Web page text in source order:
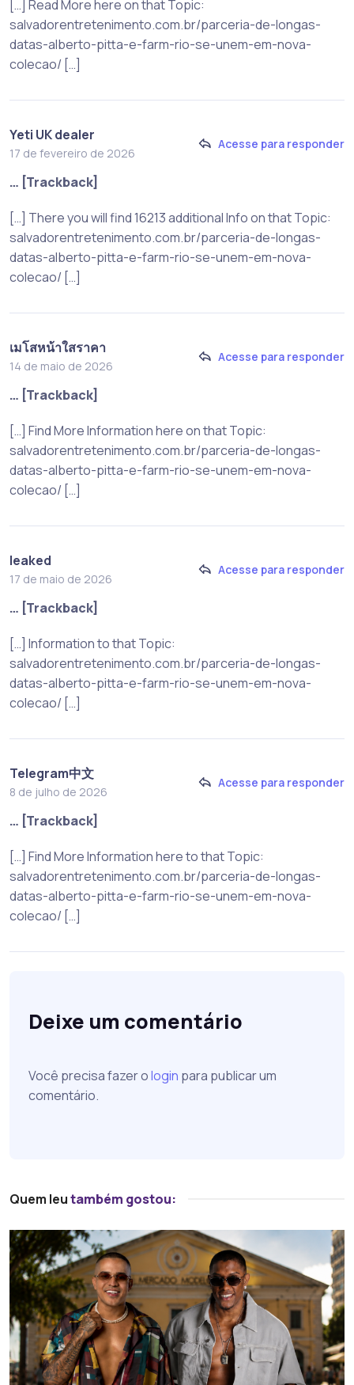
[…] Read More here on that Topic:
salvadorentretenimento.com.br/parceria-de-longas-
datas-alberto-pitta-e-farm-rio-se-unem-em-nova-
colecao/ […]
Yeti UK dealer
17 de fevereiro de 2026
Acesse para responder
… [Trackback]
[…] There you will find 16213 additional Info on that Topic:
salvadorentretenimento.com.br/parceria-de-longas-
datas-alberto-pitta-e-farm-rio-se-unem-em-nova-
colecao/ […]
เมโสหน้าใสราคา
14 de maio de 2026
Acesse para responder
… [Trackback]
[…] Find More Information here on that Topic:
salvadorentretenimento.com.br/parceria-de-longas-
datas-alberto-pitta-e-farm-rio-se-unem-em-nova-
colecao/ […]
leaked
17 de maio de 2026
Acesse para responder
… [Trackback]
[…] Information to that Topic:
salvadorentretenimento.com.br/parceria-de-longas-
datas-alberto-pitta-e-farm-rio-se-unem-em-nova-
colecao/ […]
Telegram中文
8 de julho de 2026
Acesse para responder
… [Trackback]
[…] Find More Information here to that Topic:
salvadorentretenimento.com.br/parceria-de-longas-
datas-alberto-pitta-e-farm-rio-se-unem-em-nova-
colecao/ […]
Deixe um comentário
Você precisa fazer ologin para publicar um
comentário.
Quem leutambém gostou: